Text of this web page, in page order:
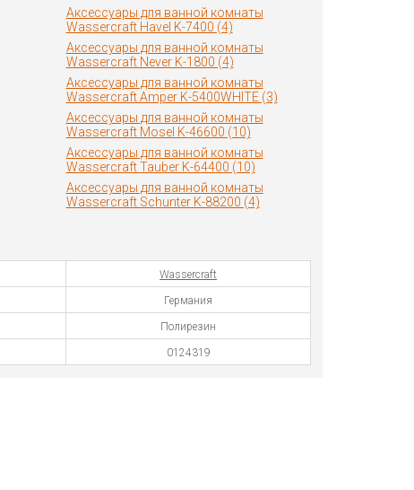
Аксессуары для ванной комнаты
Wassercraft Havel K-7400 (4)
Аксессуары для ванной комнаты
Wassercraft Never K-1800 (4)
Аксессуары для ванной комнаты
Wassercraft Amper K-5400WHITE (3)
Аксессуары для ванной комнаты
Wassercraft Mosel K-46600 (10)
Аксессуары для ванной комнаты
Wassercraft Tauber K-64400 (10)
Аксессуары для ванной комнаты
Wassercraft Schunter K-88200 (4)
Wassercraft
Германия
Полирезин
0124319